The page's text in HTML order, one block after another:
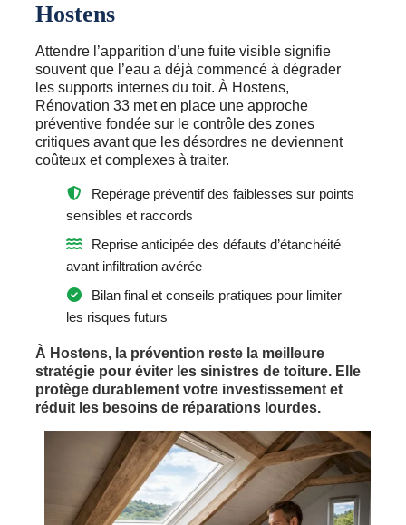
Hostens
Attendre l’apparition d’une fuite visible signifie
souvent que l’eau a déjà commencé à dégrader
les supports internes du toit. À Hostens,
Rénovation 33 met en place une approche
préventive fondée sur le contrôle des zones
critiques avant que les désordres ne deviennent
coûteux et complexes à traiter.
Repérage préventif des faiblesses sur points
sensibles et raccords
Reprise anticipée des défauts d’étanchéité
avant infiltration avérée
Bilan final et conseils pratiques pour limiter
les risques futurs
À Hostens, la prévention reste la meilleure
stratégie pour éviter les sinistres de toiture. Elle
protège durablement votre investissement et
réduit les besoins de réparations lourdes.